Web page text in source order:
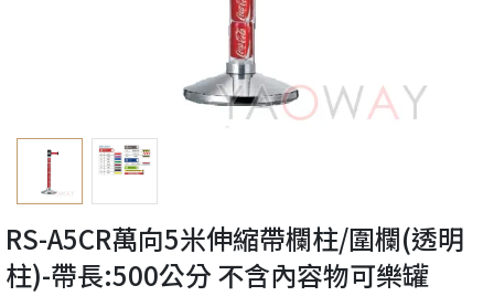
RS-A5CR萬向5米伸縮帶欄柱/圍欄(透明
柱)-帶長:500公分 不含內容物可樂罐